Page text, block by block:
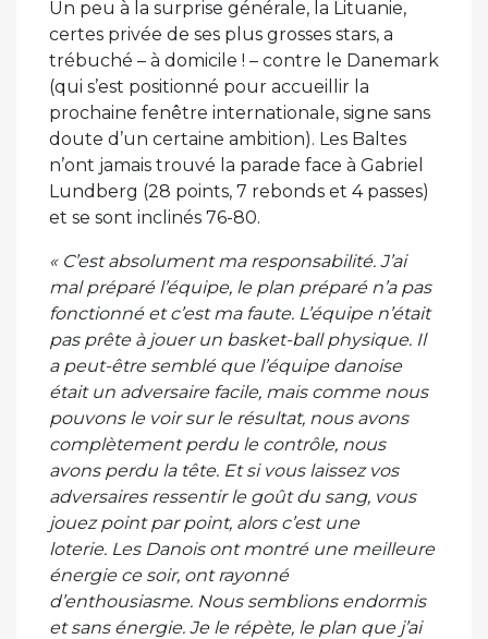
Un peu à la surprise générale, la Lituanie,
certes privée de ses plus grosses stars, a
trébuché – à domicile ! – contre le Danemark
(qui s’est positionné pour accueillir la
prochaine fenêtre internationale, signe sans
doute d’un certaine ambition). Les Baltes
n’ont jamais trouvé la parade face à Gabriel
Lundberg (28 points, 7 rebonds et 4 passes)
et se sont inclinés 76-80.
« C’est absolument ma responsabilité. J’ai
mal préparé l’équipe, le plan préparé n’a pas
fonctionné et c’est ma faute. L’équipe n’était
pas prête à jouer un basket-ball physique. Il
a peut-être semblé que l’équipe danoise
était un adversaire facile, mais comme nous
pouvons le voir sur le résultat, nous avons
complètement perdu le contrôle, nous
avons perdu la tête. Et si vous laissez vos
adversaires ressentir le goût du sang, vous
jouez point par point, alors c’est une
loterie. Les Danois ont montré une meilleure
énergie ce soir, ont rayonné
d’enthousiasme. Nous semblions endormis
et sans énergie. Je le répète, le plan que j’ai